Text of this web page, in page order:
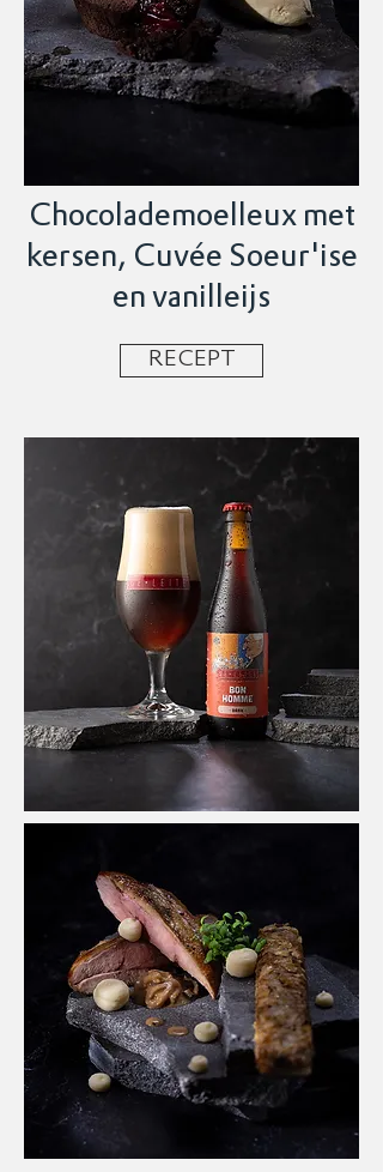
Chocolademoelleux met
kersen, Cuvée Soeur'ise
en vanilleijs
RECEPT